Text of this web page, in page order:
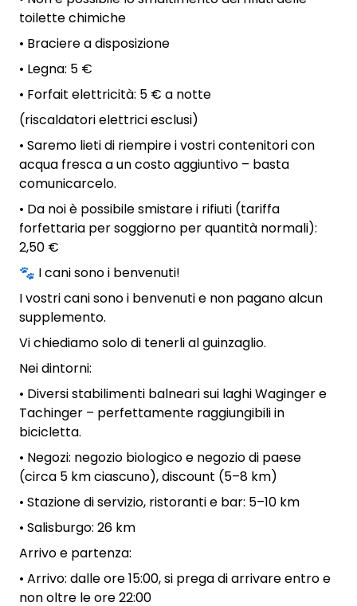
toilette chimiche
• Braciere a disposizione
• Legna: 5 €
• Forfait elettricità: 5 € a notte
(riscaldatori elettrici esclusi)
• Saremo lieti di riempire i vostri contenitori con
acqua fresca a un costo aggiuntivo – basta
comunicarcelo.
• Da noi è possibile smistare i rifiuti (tariffa
forfettaria per soggiorno per quantità normali):
2,50 €
🐾 I cani sono i benvenuti!
I vostri cani sono i benvenuti e non pagano alcun
supplemento.
Vi chiediamo solo di tenerli al guinzaglio.
Nei dintorni:
• Diversi stabilimenti balneari sui laghi Waginger e
Tachinger – perfettamente raggiungibili in
bicicletta.
• Negozi: negozio biologico e negozio di paese
(circa 5 km ciascuno), discount (5–8 km)
• Stazione di servizio, ristoranti e bar: 5–10 km
• Salisburgo: 26 km
Arrivo e partenza:
• Arrivo: dalle ore 15:00, si prega di arrivare entro e
non oltre le ore 22:00